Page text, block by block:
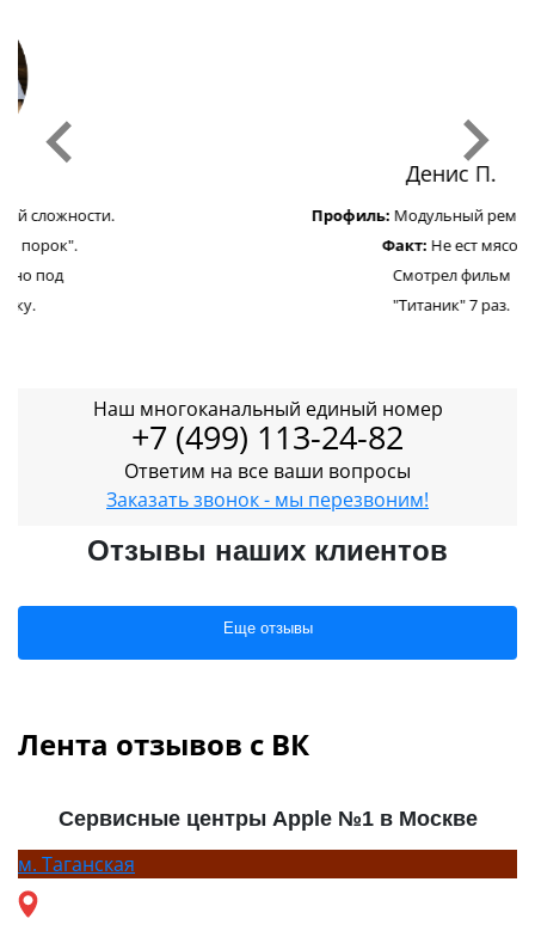
Модульный ремонт Apple.
Наш многоканальный единый номер
+7 (499) 113-24-82
Ответим на все ваши вопросы
Заказать звонок - мы перезвоним!
Отзывы наших клиентов
Еще отзывы
Лента отзывов с ВК
Сервисные центры Apple №1 в Москве
м. Таганская